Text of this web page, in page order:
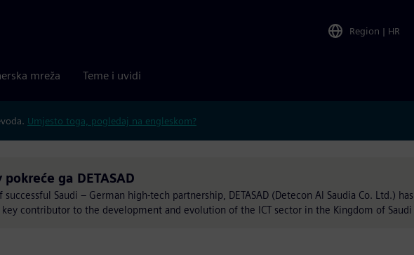
Region | HR
mreža Teme i uvidi
Umjesto toga, pogledaj na engleskom?
ga DETASAD
Saudi – German high-tech partnership, DETASAD (Detecon Al Saudia Co. Ltd.)
contributor to the development and evolution of the ICT sector in the Kingdom of Saudi